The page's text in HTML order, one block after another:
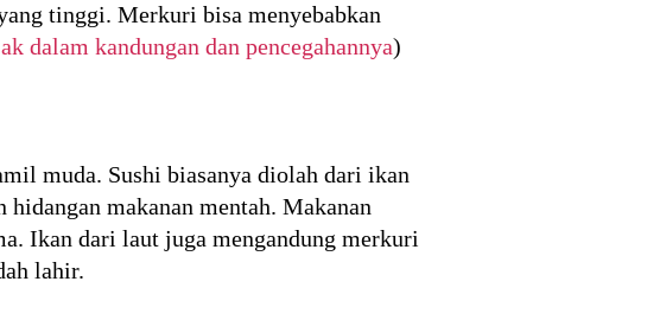
tinggi. Merkuri bisa menyebabkan
dalam kandungan dan pencegahannya)
muda. Sushi biasanya diolah dari ikan
makanan mentah. Makanan
Ikan dari laut juga mengandung merkuri
lahir.